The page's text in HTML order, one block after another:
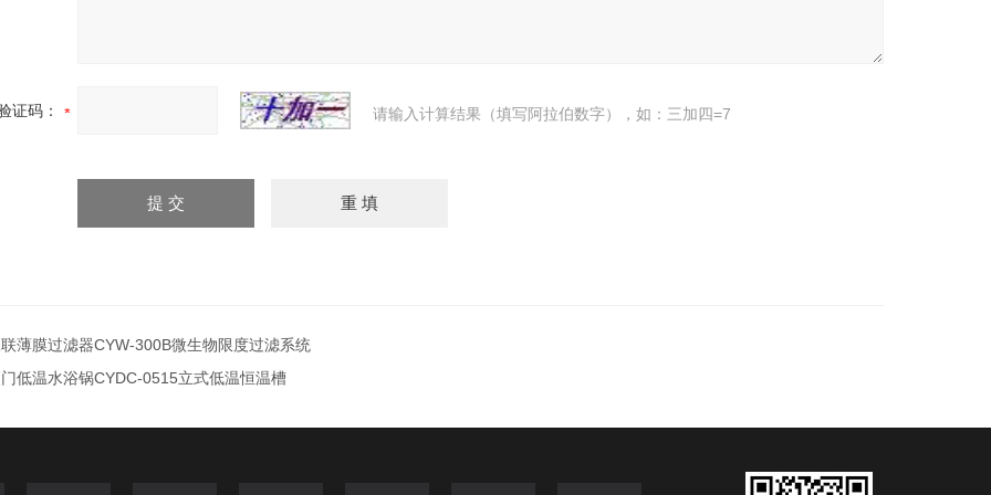
证码： 请输入计算结果（填写阿拉伯数字），如：三加四=7
薄膜过滤器CYW-300B微生物限度过滤系统
门低温水浴锅CYDC-0515立式低温恒温槽